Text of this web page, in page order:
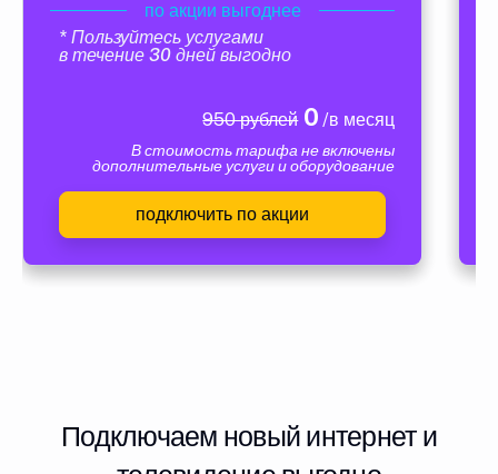
по акции выгоднее
* Пользуйтесь услугами
в течение 30 дней выгодно
950 рублей0 /в месяц
В стоимость тарифа не включены
дополнительные услуги и оборудование
подключить по акции
Подключаем новый интернет и